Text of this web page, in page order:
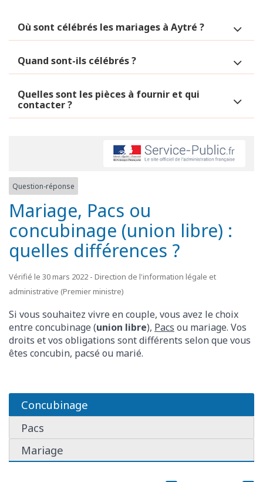
Où sont célébrés les mariages à Aytré ?
Quand sont-ils célébrés ?
Quelles sont les pièces à fournir et qui
contacter ?
Question-réponse
Mariage, Pacs ou
concubinage (union libre) :
quelles différences ?
Vérifié le 30 mars 2022 - Direction de l'information légale et
administrative (Premier ministre)
Si vous souhaitez vivre en couple, vous avez le choix
entre concubinage (union libre), Pacs ou mariage. Vos
droits et vos obligations sont différents selon que vous
êtes concubin, pacsé ou marié.
Concubinage
Pacs
Mariage